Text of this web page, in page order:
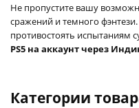
Не пропустите вашу
сражений и темного
противостоять испытаниям
PS5 на аккаунт через
Категории